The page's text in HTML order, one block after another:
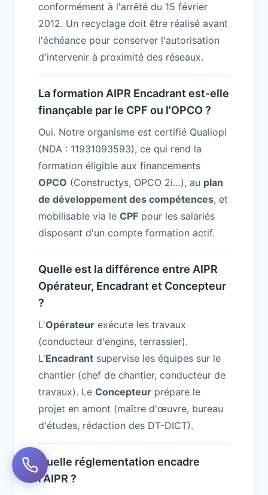
conformément à l'arrêté du 15 février
2012. Un recyclage doit être réalisé avant
l'échéance pour conserver l'autorisation
d'intervenir à proximité des réseaux.
La formation AIPR Encadrant est-elle
finançable par le CPF ou l'OPCO ?
Oui. Notre organisme est certifié Qualiopi
(NDA : 11931093593), ce qui rend la
formation éligible aux financements
OPCO (Constructys, OPCO 2i…), au plan
de développement des compétences, et
mobilisable via le CPF pour les salariés
disposant d'un compte formation actif.
Quelle est la différence entre AIPR
Opérateur, Encadrant et Concepteur
?
L'Opérateur exécute les travaux
(conducteur d'engins, terrassier).
L'Encadrant supervise les équipes sur le
chantier (chef de chantier, conducteur de
travaux). Le Concepteur prépare le
projet en amont (maître d'œuvre, bureau
d'études, rédaction des DT-DICT).
Quelle réglementation encadre
l'AIPR ?